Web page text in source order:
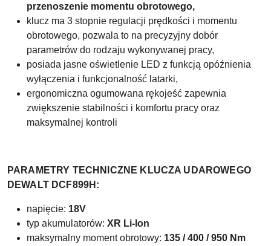
przenoszenie momentu obrotowego,
klucz ma 3 stopnie regulacji prędkości i momentu
obrotowego, pozwala to na precyzyjny dobór
parametrów do rodzaju wykonywanej pracy,
posiada jasne oświetlenie LED z funkcją opóźnienia
wyłączenia i funkcjonalność latarki,
ergonomiczna ogumowana rękojeść zapewnia
zwiększenie stabilności i komfortu pracy oraz
maksymalnej kontroli
PARAMETRY TECHNICZNE KLUCZA UDAROWEGO
DEWALT DCF899H:
napięcie: 18V
typ akumulatorów: XR Li-lon
maksymalny moment obrotowy: 135 / 400 / 950 Nm